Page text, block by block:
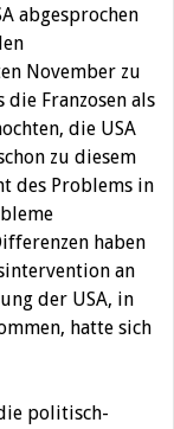
abgesprochen
November zu
Franzosen als
die USA
zu diesem
des Problems in
haben
an
der USA, in
hatte sich
politisch-